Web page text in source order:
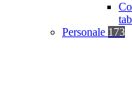
Personale 173